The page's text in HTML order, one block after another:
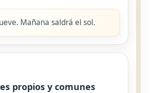
Mañana saldrá el sol.
propios y comunes